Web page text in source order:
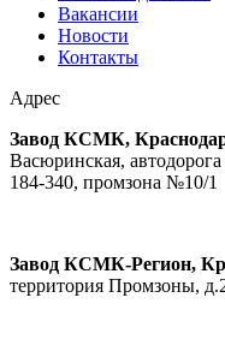
Вакансии
Новости
Контакты
Адрес
Завод КСМК,
Васюринская,
184-340, промзона №10/1
Завод КСМК-Регион,
территория Промзоны,